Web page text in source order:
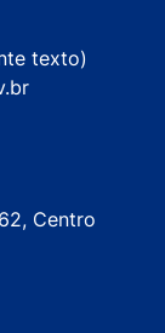
texto)
Centro